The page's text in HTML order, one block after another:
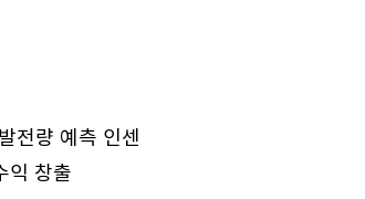
전량 예측 인센
익 창출